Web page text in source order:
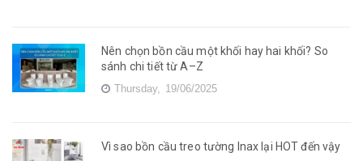
Nên chọn bồn cầu một khối hay hai khối? So
sánh chi tiết từ A–Z
Thursday, 19/06/2025
Vì sao bồn cầu treo tường Inax lại HOT đến vậy